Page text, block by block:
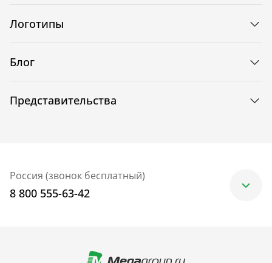
Логотипы
Блог
Представительства
Россия (звонок бесплатный)
8 800 555-63-42
+7 (499) 705-30-10